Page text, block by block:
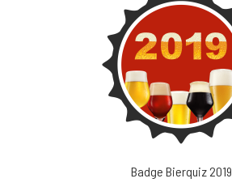
Badge Bierquiz 2019